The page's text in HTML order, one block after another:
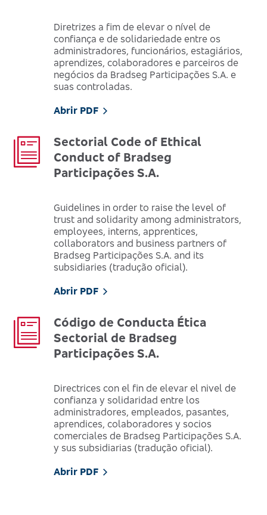
Diretrizes a fim de elevar o nível de
confiança e de solidariedade entre os
administradores, funcionários, estagiários,
aprendizes, colaboradores e parceiros de
negócios da Bradseg Participações S.A. e
suas controladas.
Abrir PDF
Sectorial Code of Ethical
Conduct of Bradseg
Participações S.A.
Guidelines in order to raise the level of
trust and solidarity among administrators,
employees, interns, apprentices,
collaborators and business partners of
Bradseg Participações S.A. and its
subsidiaries (tradução oficial).
Abrir PDF
Código de Conducta Ética
Sectorial de Bradseg
Participações S.A.
Directrices con el fin de elevar el nivel de
confianza y solidaridad entre los
administradores, empleados, pasantes,
aprendices, colaboradores y socios
comerciales de Bradseg Participações S.A.
y sus subsidiarias (tradução oficial).
Abrir PDF